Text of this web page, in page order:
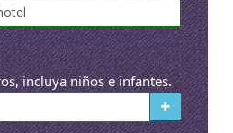
incluya niños e infantes.